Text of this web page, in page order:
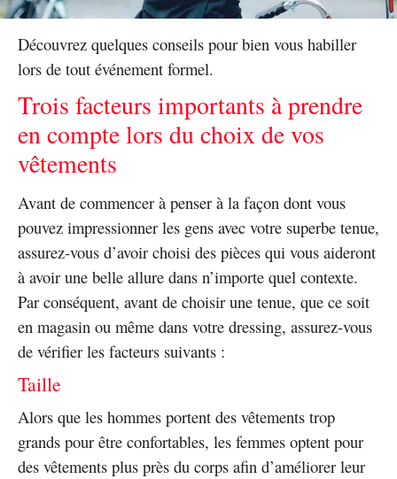
Découvrez quelques conseils pour bien vous habiller
lors de tout événement formel.
Trois facteurs importants à prendre
en compte lors du choix de vos
vêtements
Avant de commencer à penser à la façon dont vous
pouvez impressionner les gens avec votre superbe tenue,
assurez-vous d’avoir choisi des pièces qui vous aideront
à avoir une belle allure dans n’importe quel contexte.
Par conséquent, avant de choisir une tenue, que ce soit
en magasin ou même dans votre dressing, assurez-vous
de vérifier les facteurs suivants :
Taille
Alors que les hommes portent des vêtements trop
grands pour être confortables, les femmes optent pour
des vêtements plus près du corps afin d’améliorer leur